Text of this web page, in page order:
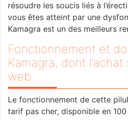
résoudre les soucis liés à
vous êtes atteint par une
Kamagra est un des meilleurs
Fonctionnement et
Kamagra, dont
web
Le fonctionnement de cette
tarif pas cher, disponible en